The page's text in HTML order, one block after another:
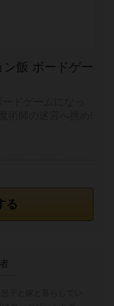
ン飯 ボードゲー
る